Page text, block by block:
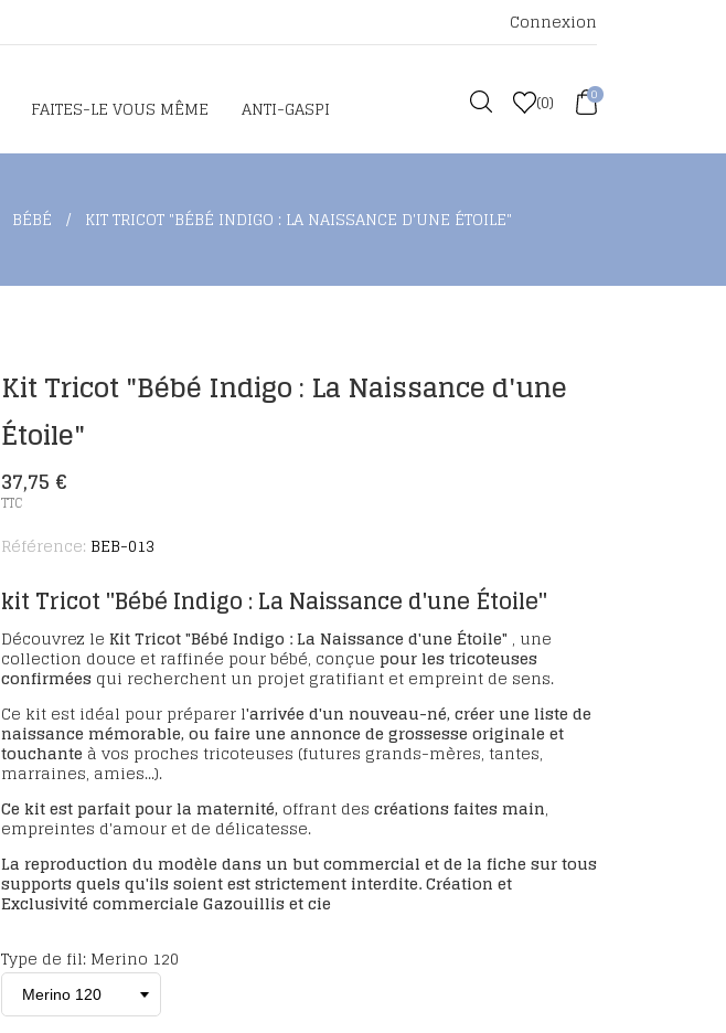
Connexion
FAITES-LE VOUS MÊME ANTI-GASPI (0) 0
BÉBÉ KIT TRICOT "BÉBÉ INDIGO : LA NAISSANCE D'UNE ÉTOILE"
Kit Tricot "Bébé Indigo : La Naissance d'une
Étoile"
37,75 €
TTC
Référence: BEB-013
kit Tricot "Bébé Indigo : La Naissance d'une Étoile"
Découvrez le Kit Tricot"Bébé Indigo : La Naissance d'une Étoile" , une
collection douce et raffinée pour bébé, conçue pour les tricoteuses
confirmées qui recherchent un projet gratifiant et empreint de sens.
Ce kit est idéal pour préparer l'arrivée d'un nouveau-né, créer une liste de
naissance mémorable, ou faire une annonce de grossesse originale et
touchante à vos proches tricoteuses (futures grands-mères, tantes,
marraines, amies...).
Ce kit est parfait pour la maternité, offrant des créations faites main,
empreintes d'amour et de délicatesse.
La reproduction du modèle dans un but commercial et de la fiche sur tous
supports quels qu'ils soient est strictement interdite. Création et
Exclusivité commerciale Gazouillis et cie
Type de fil: Merino 120